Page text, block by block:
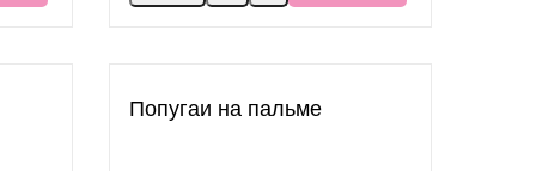
Попугаи на пальме